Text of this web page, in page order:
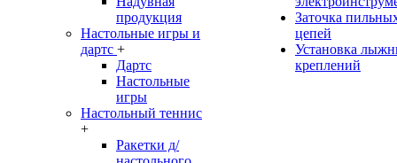
продукция
Настольные игры и
дартс +
Дартс
Настольные
игры
Настольный теннис
+
Ракетки д/
Заточка
цепей
Установка
креплений